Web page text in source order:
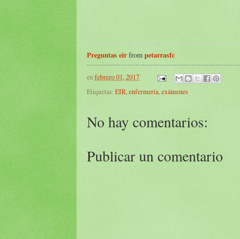
Preguntas eir from petarrasfc
enfebrero 01, 2017
Etiquetas: EIR, enfermería, exámenes
No hay comentarios:
Publicar un comentario